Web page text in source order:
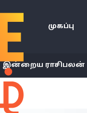
முகப்பு
இன்றைய ராசிபலன்